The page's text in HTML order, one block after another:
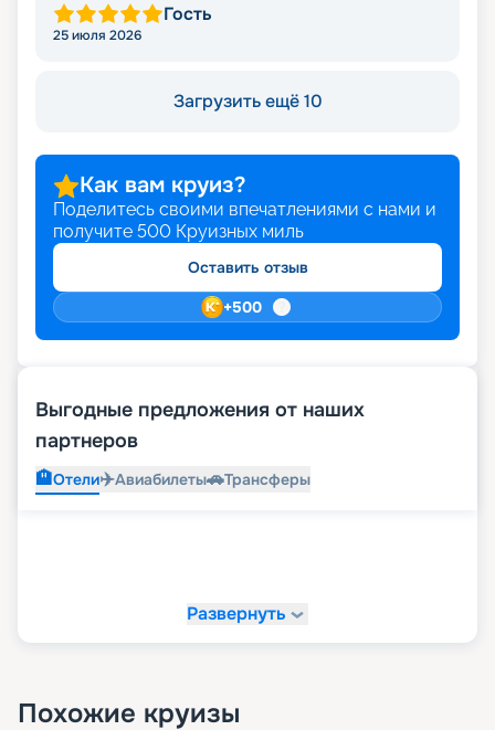
Гость
25 июля 2026
Загрузить ещё 10
Как вам круиз?
Поделитесь своими впечатлениями с нами и
получите 500 Круизных миль
Оставить отзыв
+500
Выгодные предложения от наших
партнеров
🏨Отели✈️Авиабилеты🚗Трансферы
Развернуть
Похожие круизы